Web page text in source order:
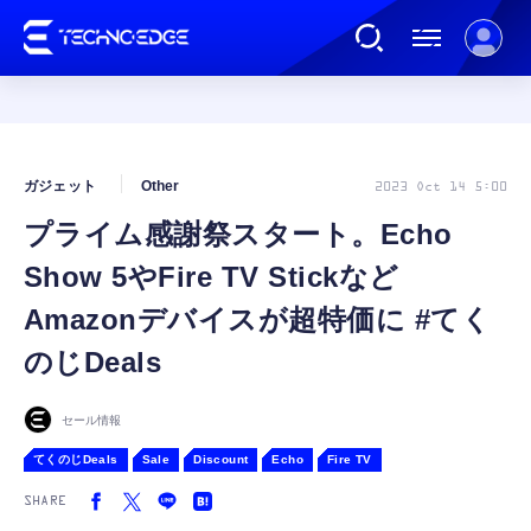
AI
ガジェット
カルチャー
プライム感謝祭スタート。Echo
Show 5やFire TV Stickなど
Amazonデバイスが超特価に #てく
のじDeals
ガジェット Other 2023 Oct 14 5:00
セール情報
てくのじDeals Sale Discount Echo Fire TV
SHARE